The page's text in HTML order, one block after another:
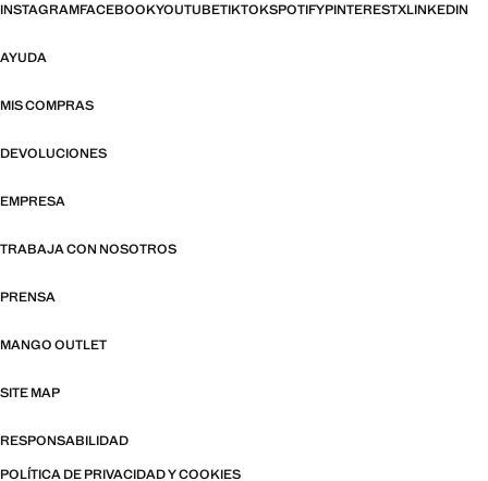
INSTAGRAMFACEBOOKYOUTUBETIKTOKSPOTIFYPINTERESTXLINKEDIN
AYUDA
MIS COMPRAS
DEVOLUCIONES
EMPRESA
TRABAJA CON NOSOTROS
PRENSA
MANGO OUTLET
SITE MAP
RESPONSABILIDAD
POLÍTICA DE PRIVACIDAD Y COOKIES